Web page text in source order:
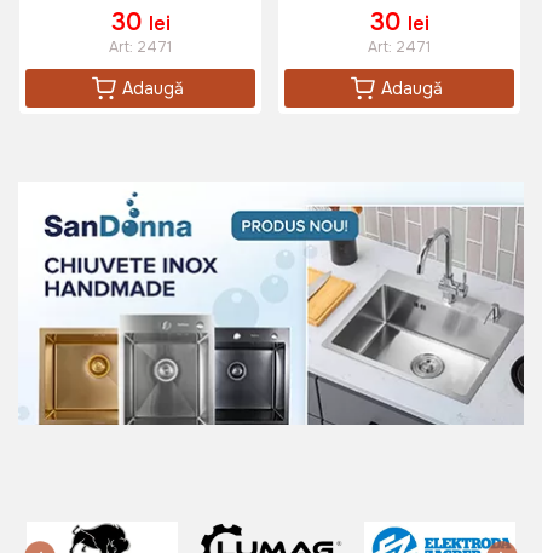
30 lei
Art: 2471
Adaugă
30 lei
Art: 2471
Adaugă